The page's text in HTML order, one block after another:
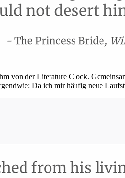
von der Literature Clock.
Da ich mir häufig neue